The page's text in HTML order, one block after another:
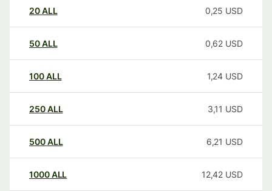
20ALL 0,25 USD
50ALL 0,62 USD
100ALL 1,24 USD
250ALL 3,11 USD
500ALL 6,21 USD
1000ALL 12,42 USD